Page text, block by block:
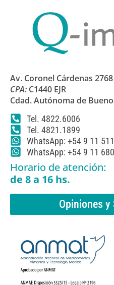
Av. Coronel Cárdenas 2768
CPA: C1440 EJR
Cdad. Autónoma de
Tel. 4822.6006
Tel. 4821.1899
WhatsApp: +54 9 11
WhatsApp: +54 9 11
Horario de atención:
de 8 a 16 hs.
Opiniones y